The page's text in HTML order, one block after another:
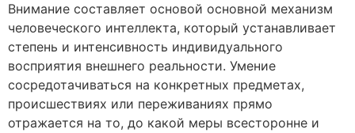
Внимание составляет основой основной механизм
человеческого интеллекта, который устанавливает
степень и интенсивность индивидуального
восприятия внешнего реальности. Умение
сосредотачиваться на конкретных предметах,
происшествиях или переживаниях прямо
отражается на то, до какой меры всесторонне и